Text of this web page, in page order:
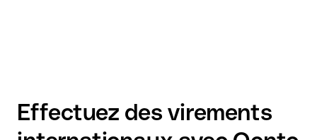
Effectuez des virements